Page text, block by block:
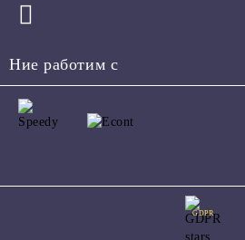
Ние работим с
GDPR